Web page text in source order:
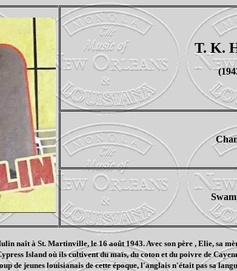
T. K.
naît à St. Martinville, le 16 août 1943. Avec son père , Elie, sa
Island où ils cultivent du maïs, du coton et du poivre de
de jeunes louisianais de cette époque, l'anglais n'était pas sa